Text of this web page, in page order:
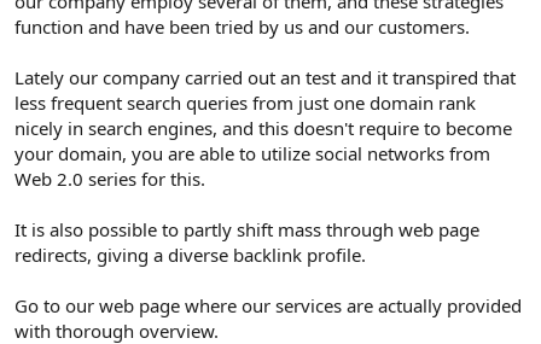
function and have been tried by us and our customers.
Lately our company carried out an test and it transpired that
less frequent search queries from just one domain rank
nicely in search engines, and this doesn't require to become
your domain, you are able to utilize social networks from
Web 2.0 series for this.
It is also possible to partly shift mass through web page
redirects, giving a diverse backlink profile.
Go to our web page where our services are actually provided
with thorough overview.